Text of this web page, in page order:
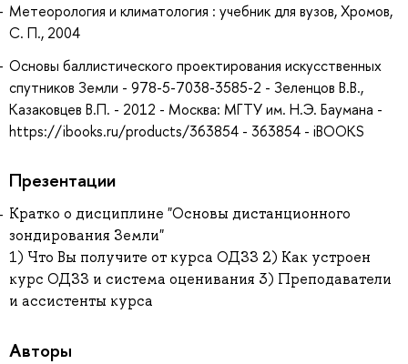
Метеорология и климатология : учебник для вузов, Хромов,
С. П., 2004
Основы баллистического проектирования искусственных
спутников Земли - 978-5-7038-3585-2 - Зеленцов В.В.,
Казаковцев В.П. - 2012 - Москва: МГТУ им. Н.Э. Баумана -
https://ibooks.ru/products/363854 - 363854 - iBOOKS
Презентации
Кратко о дисциплине "Основы дистанционного
зондирования Земли"
1) Что Вы получите от курса ОДЗЗ 2) Как устроен
курс ОДЗЗ и система оценивания 3) Преподаватели
и ассистенты курса
Авторы